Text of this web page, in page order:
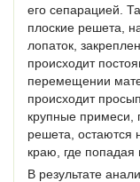
его сепарацией.
плоские решета,
лопаток,
происходит
перемещении
происходит
крупные
решета, остаются
краю, где попадая
В результате